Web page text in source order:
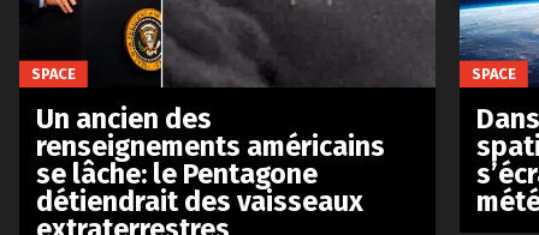
SPACE
Un ancien des
renseignements américains
se lâche: le Pentagone
détiendrait des vaisseaux
SPACE